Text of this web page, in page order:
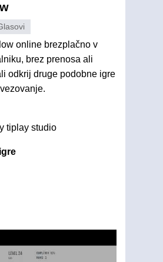
online brezplačno v
brez prenosa ali
odkrij druge podobne igre
tiplay studio